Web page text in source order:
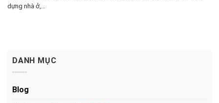
dựng nhà ở,...
DANH MỤC
Blog